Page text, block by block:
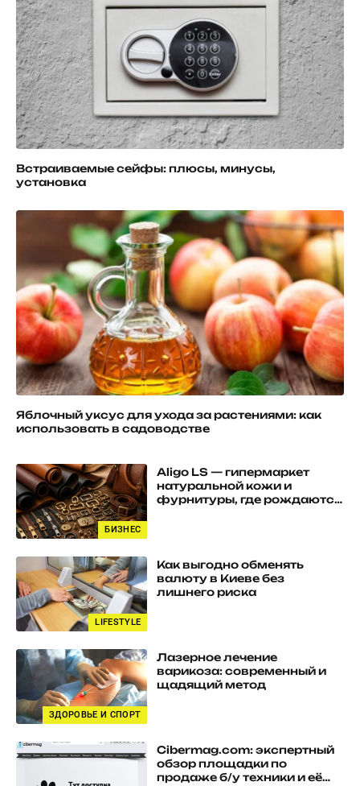
Встраиваемые сейфы: плюсы, минусы,
установка
Яблочный уксус для ухода за растениями: как
использовать в садоводстве
БИЗНЕС
Aligo LS — гипермаркет
натуральной кожи и
фурнитуры, где рождаются
LIFESTYLE
Как выгодно обменять
валюту в Киеве без
лишнего риска
ЗДОРОВЬЕ И СПОРТ
Лазерное лечение
варикоза: современный и
щадящий метод
Cibermag.com: экспертный
обзор площадки по
продаже б/у техники и её